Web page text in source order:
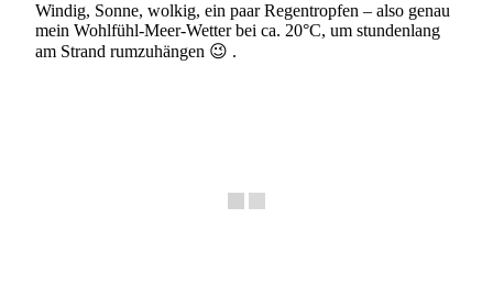
Windig, Sonne, wolkig, ein paar Regentropfen – also genau
mein Wohlfühl-Meer-Wetter bei ca. 20°C, um stundenlang
am Strand rumzuhängen 😉 .